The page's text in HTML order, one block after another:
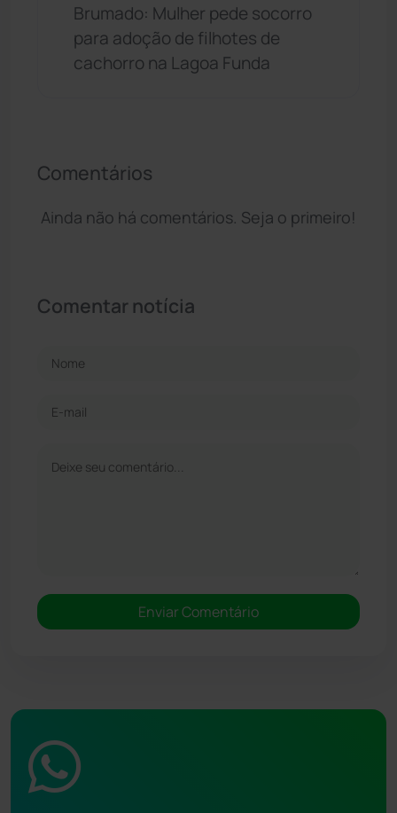
Brumado: Mulher pede socorro
para adoção de filhotes de
cachorro na Lagoa Funda
Comentários
Ainda não há comentários. Seja o primeiro!
Comentar notícia